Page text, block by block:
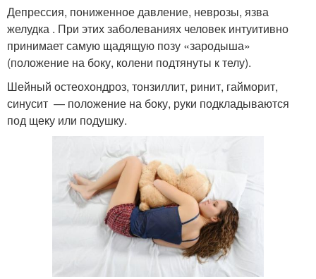
Сон на ортопедической
подушке
Крепкий сон
Сон во время Сон на левом
Тела во сне Странные позы
Депрессия, пониженное давление, неврозы, язва
желудка . При этих заболеваниях человек интуитивно
принимает самую щадящую позу «зародыша»
(положение на боку, колени подтянуты к телу).
Шейный остеохондроз, тонзиллит, ринит, гайморит,
синусит — положение на боку, руки подкладываются
под щеку или подушку.